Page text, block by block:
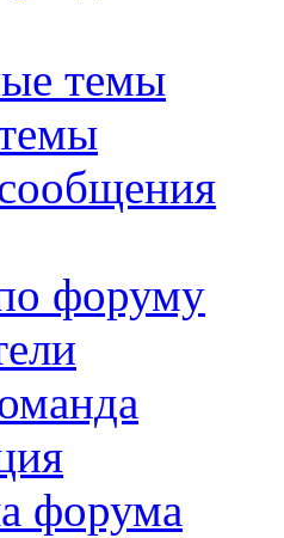
темы
форуму
форума